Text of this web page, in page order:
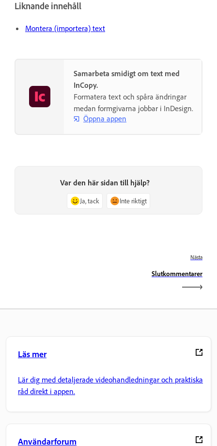
Liknande innehåll
Montera (importera) text
Samarbeta smidigt om text med
InCopy.
Formatera text och spåra ändringar
medan formgivarna jobbar i InDesign.
Öppna appen
Var den här sidan till hjälp?
Ja, tack Inte riktigt
Nästa
Slutkommentarer
Läs mer
Lär dig med detaljerade videohandledningar och praktiska
råd direkt i appen.
Användarforum